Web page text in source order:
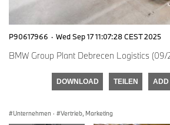
P90617966 · Wed Sep 17 11:07:28 CEST 2025
BMW Group Plant Debrecen Logistics (09/
DOWNLOAD TEILEN ADD
Unternehmen · Vertrieb, Marketing